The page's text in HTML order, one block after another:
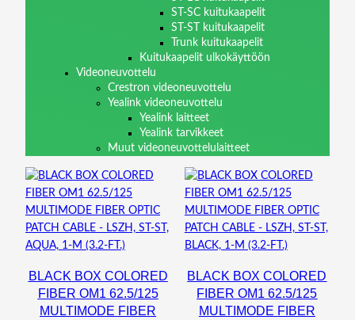
ST-SC kuitukaapelit
ST-ST kuitukaapelit
Trunk kuitukaapelit
Kuitukaapelit ulkokäyttöön
Videoneuvottelu
Crestron videoneuvottelu
Yealink videoneuvottelu
Yealink laitteet
Yealink tarvikkeet
Muut videoneuvottelulaitteet
BLACK BOX COLORED
FIBER OM1 62.5/125
MULTIMODE FIBER
BLACK BOX COLORED
FIBER OM1 62.5/125
MULTIMODE FIBER